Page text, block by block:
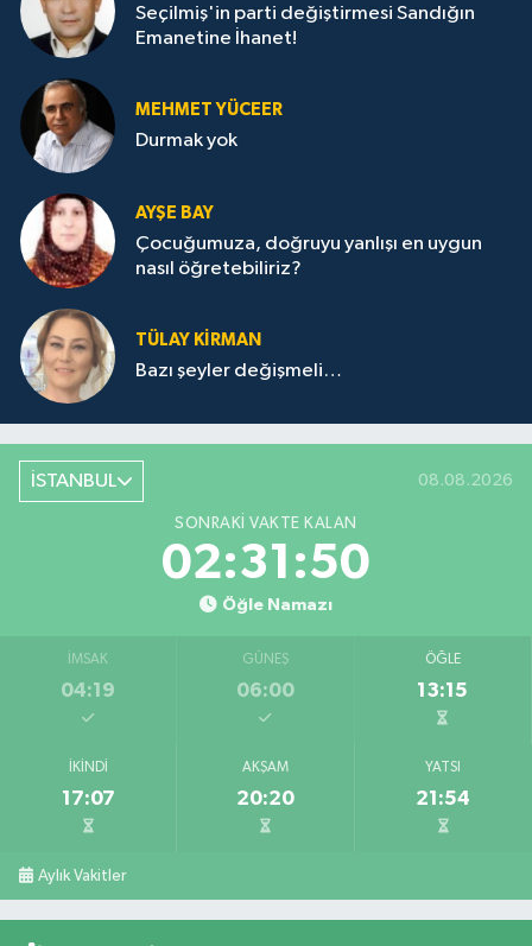
Seçilmiş'in parti değiştirmesi Sandığın
Emanetine İhanet!
MEHMET YÜCEER
Durmak yok
AYŞE BAY
Çocuğumuza, doğruyu yanlışı en uygun
nasıl öğretebiliriz?
TÜLAY KİRMAN
Bazı şeyler değişmeli…
İSTANBUL 08.08.2026
SONRAKI VAKTE KALAN
02:31:50
Öğle Namazı
İMSAK
04:19
GÜNEŞ
06:00
ÖĞLE
13:15
İKINDI
17:07
AKŞAM
20:20
YATSI
21:54
Aylık Vakitler